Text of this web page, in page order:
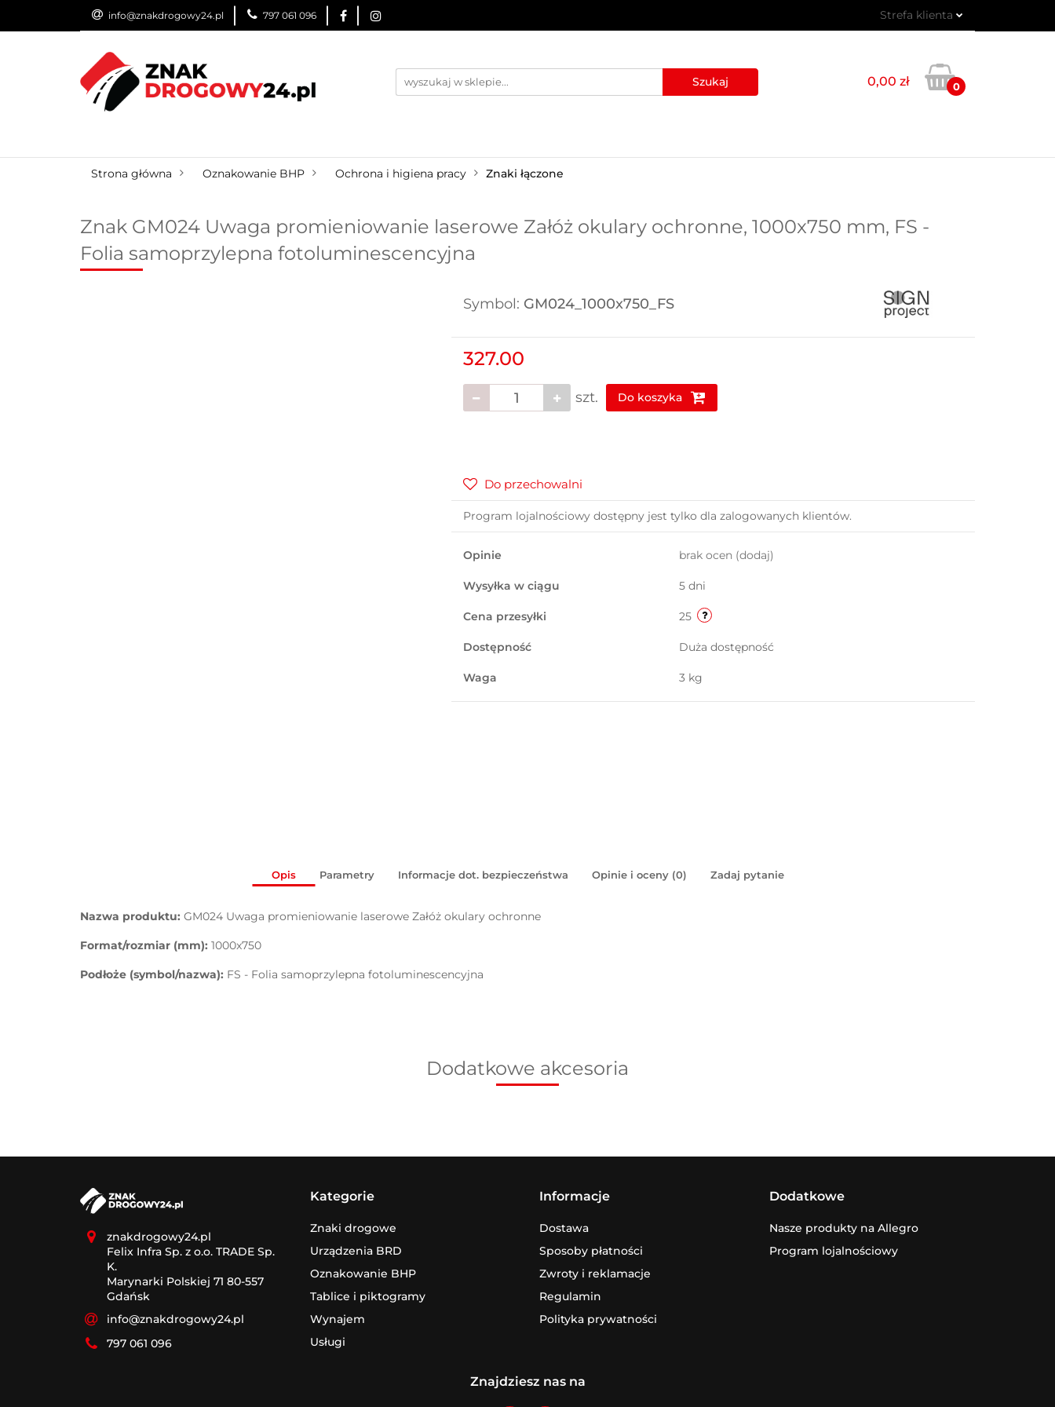
info@znakdrogowy24.pl 797 061 096 Strefa klienta
Zarejestruj się
Dodaj zgłoszenie
0,00 zł 0
ZNAKI DROGOWE URZĄDZENIA BRD
Strona główna Oznakowanie BHP Ochrona i higiena pracy Znaki łączone
Znak GM024 Uwaga promieniowanie laserowe Załóż okulary ochronne, 1000x750 mm, FS -
Folia samoprzylepna fotoluminescencyjna
Symbol: GM024_1000x750_FS
327.00
szt. Do koszyka
Do przechowalni
Program lojalnościowy dostępny jest tylko dla zalogowanych klientów.
Opinie brak ocen (dodaj)
Wysyłka w ciągu 5 dni
Cena przesyłki 25
Dostępność Duża dostępność
Waga 3 kg
Opis Parametry Informacje dot. bezpieczeństwa Opinie i oceny (0) Zadaj pytanie
Nazwa produktu: GM024 Uwaga promieniowanie laserowe Załóż okulary ochronne
Format/rozmiar (mm): 1000x750
Podłoże (symbol/nazwa): FS - Folia samoprzylepna fotoluminescencyjna
Dodatkowe akcesoria
znakdrogowy24.pl
Felix Infra Sp. z o.o. TRADE Sp.
K.
Marynarki Polskiej 71 80-557
Gdańsk
info@znakdrogowy24.pl
797 061 096
Kategorie
Znaki drogowe
Urządzenia BRD
Oznakowanie BHP
Tablice i piktogramy
Wynajem
Usługi
Informacje
Dostawa
Sposoby płatności
Zwroty i reklamacje
Regulamin
Polityka prywatności
Dodatkowe
Nasze produkty na Allegro
Program lojalnościowy
Znajdziesz nas na